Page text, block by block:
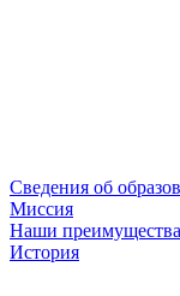
Сведения об
Миссия
Наши преимущества
История